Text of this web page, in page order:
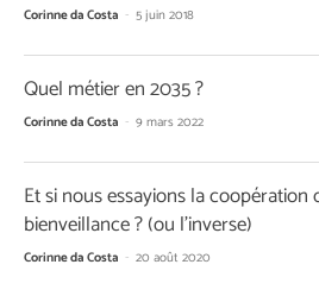
Corinne da Costa - 5 juin 2018
Quel métier en 2035 ?
Corinne da Costa - 9 mars 2022
Et si nous essayions la
bienveillance ? (ou l’inverse)
Corinne da Costa - 20 août 2020